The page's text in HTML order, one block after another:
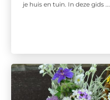
je huis en tuin. In deze gids ...